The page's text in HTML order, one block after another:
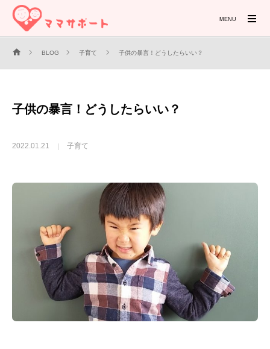
BLOG 子育て 子供の暴言！どうしたらいい？
子供の暴言！どうしたらいい？
2022.01.21 子育て
MENU